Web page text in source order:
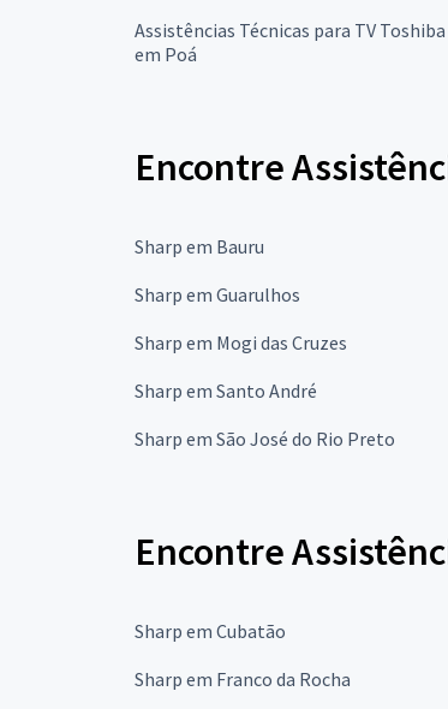
Assistências Técnicas para TV Toshiba
em Poá
Encontre
Sharp em Bauru
Sharp em Guarulhos
Sharp em Mogi das Cruzes
Sharp em Santo André
Sharp em São José do Rio Preto
Encontre
Sharp em Cubatão
Sharp em Franco da Rocha